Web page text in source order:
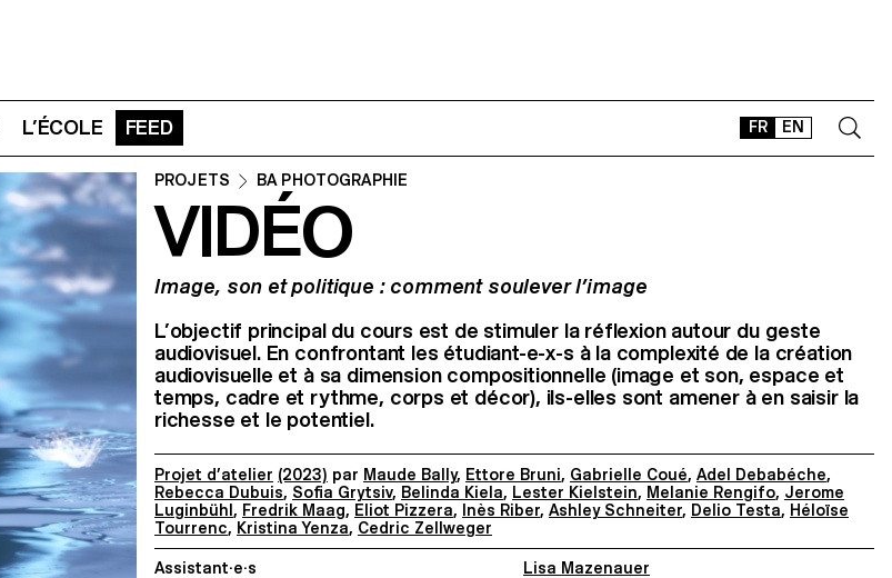
FR EN
L’ÉCOLE FEED
Instagram
Facebook
LinkedIn
Vimeo
PROJETS BA PHOTOGRAPHIE
VIDÉO
Image, son et politique : comment soulever l’image
L’objectif principal du cours est de stimuler la réflexion autour du geste
audiovisuel. En confrontant les étudiant-e-x-s à la complexité de la création
audiovisuelle et à sa dimension compositionnelle (image et son, espace et
temps, cadre et rythme, corps et décor), ils-elles sont amener à en saisir la
richesse et le potentiel.
Projet d’atelier (2023) par Maude Bally, Ettore Bruni, Gabrielle Coué, Adel Debabéche,
Rebecca Dubuis, Sofia Grytsiv, Belinda Kiela, Lester Kielstein, Melanie Rengifo, Jerome
Luginbühl , Fredrik Maag, Eliot Pizzera, Inès Riber, Ashley Schneiter, Delio Testa, Héloïse
Tourrenc, Kristina Yenza, Cedric Zellweger
Assistant·e·s Lisa Mazenauer